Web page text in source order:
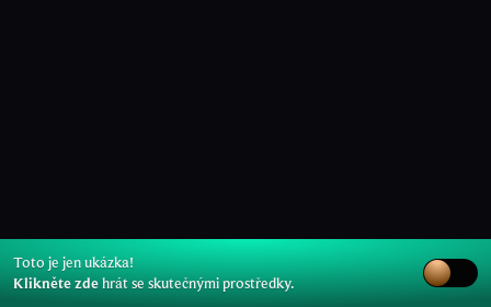
Toto je jen ukázka!
Klikněte zdehrát se skutečnými prostředky.